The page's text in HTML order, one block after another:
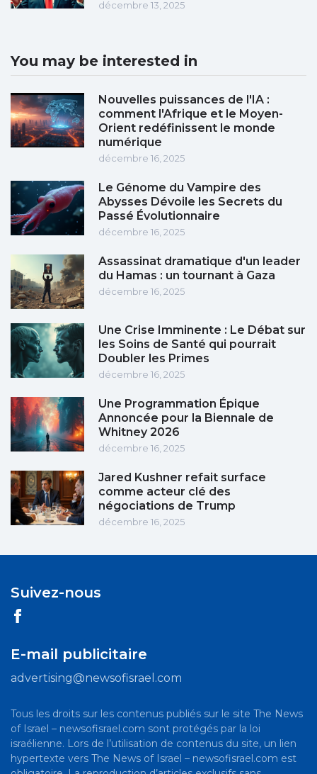
décembre 13, 2025
You may be interested in
Nouvelles puissances de l'IA :
comment l'Afrique et le Moyen-
Orient redéfinissent le monde
numérique
décembre 16, 2025
Le Génome du Vampire des
Abysses Dévoile les Secrets du
Passé Évolutionnaire
décembre 16, 2025
Assassinat dramatique d'un leader
du Hamas : un tournant à Gaza
décembre 16, 2025
Une Crise Imminente : Le Débat sur
les Soins de Santé qui pourrait
Doubler les Primes
décembre 16, 2025
Une Programmation Épique
Annoncée pour la Biennale de
Whitney 2026
décembre 16, 2025
Jared Kushner refait surface
comme acteur clé des
négociations de Trump
décembre 16, 2025
Suivez-nous
E-mail publicitaire
advertising@newsofisrael.com
Tous les droits sur les contenus publiés sur le site The News
of Israel – newsofisrael.com sont protégés par la loi
israélienne. Lors de l’utilisation de contenus du site, un lien
hypertexte vers The News of Israel – newsofisrael.com est